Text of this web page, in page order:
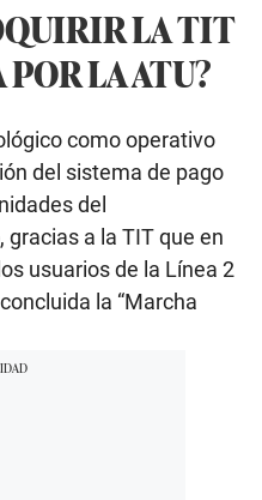
LA TIT
LA ATU?
como operativo
del sistema de pago
del
a la TIT que en
usuarios de la Línea 2
la “Marcha